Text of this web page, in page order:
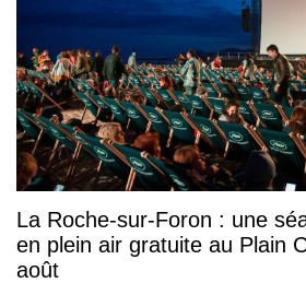
La Roche-sur-Foron : une
en plein air gratuite au Plain
août